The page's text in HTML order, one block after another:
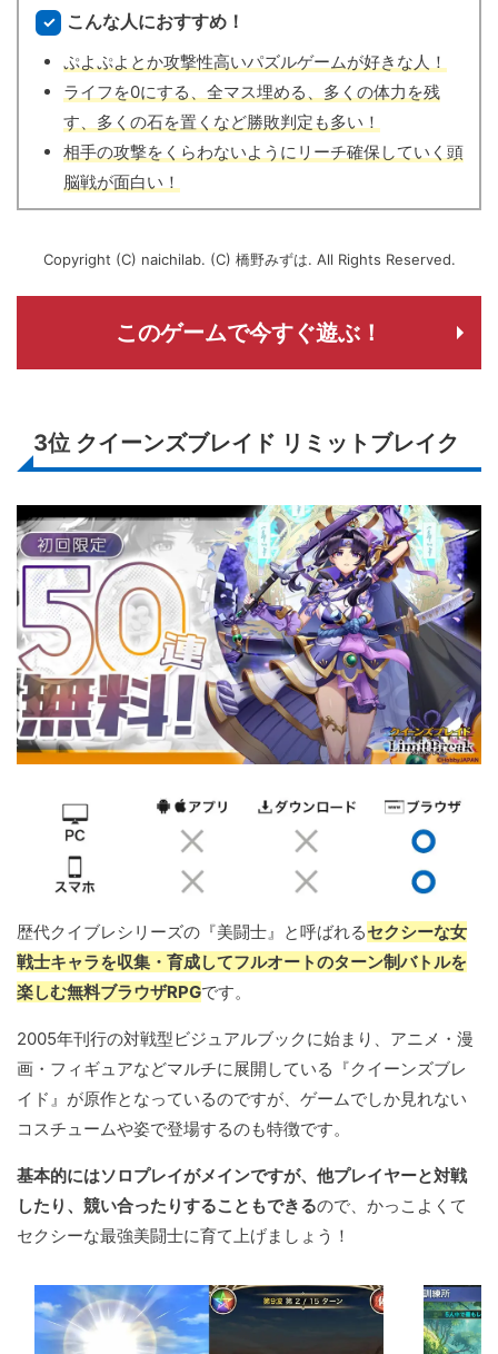
こんな人におすすめ！
ぷよぷよとか攻撃性高いパズルゲームが好きな人！
ライフを0にする、全マス埋める、多くの体力を残
す、多くの石を置くなど勝敗判定も多い！
相手の攻撃をくらわないようにリーチ確保していく頭
脳戦が面白い！
Copyright (C) naichilab. (C) 橋野みずは. All Rights Reserved.
このゲームで今すぐ遊ぶ！
3位 クイーンズブレイド リミットブレイク
歴代クイブレシリーズの『美闘士』と呼ばれるセクシーな女
戦士キャラを収集・育成してフルオートのターン制バトルを
楽しむ無料ブラウザRPGです。
2005年刊行の対戦型ビジュアルブックに始まり、アニメ・漫
画・フィギュアなどマルチに展開している『クイーンズブレ
イド』が原作となっているのですが、ゲームでしか見れない
コスチュームや姿で登場するのも特徴です。
基本的にはソロプレイがメインですが、他プレイヤーと対戦
したり、競い合ったりすることもできるので、かっこよくて
セクシーな最強美闘士に育て上げましょう！